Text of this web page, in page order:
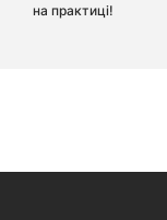
на практиці!